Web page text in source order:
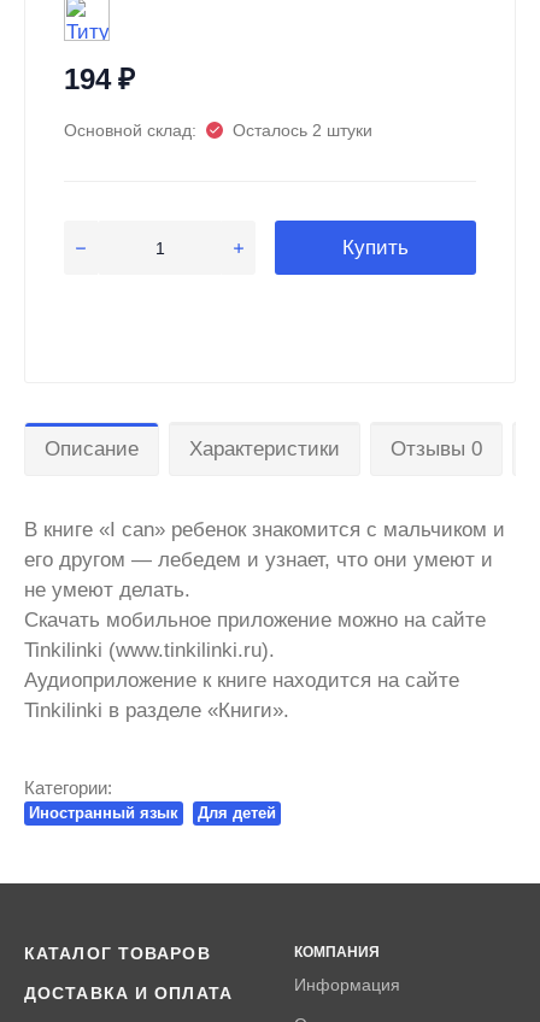
194₽
Основной склад: Осталось 2 штуки
Купить
Описание Характеристики Отзывы 0
В книге «I can» ребенок знакомится с мальчиком и
его другом — лебедем и узнает, что они умеют и
не умеют делать.
Скачать мобильное приложение можно на сайте
Tinkilinki (www.tinkilinki.ru).
Аудиоприложение к книге находится на сайте
Tinkilinki в разделе «Книги».
Категории:
Иностранный язык Для детей
КАТАЛОГ ТОВАРОВ
ДОСТАВКА И ОПЛАТА
КОМПАНИЯ
Информация